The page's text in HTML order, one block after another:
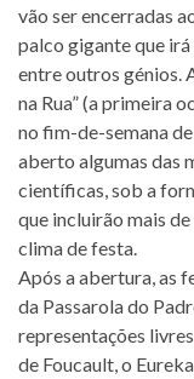
vão ser encerradas
palco gigante que
entre outros génios.
na Rua” (a primeira
no fim-de-semana
aberto algumas das
científicas, sob a
que incluirão mais
clima de festa.
Após a abertura, as
da Passarola do
representações
de Foucault, o